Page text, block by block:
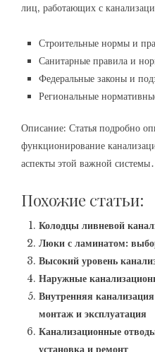
лиц‚ работающих с
Строительные нормы и
Санитарные правила и
Федеральные законы и
Региональные
Описание: Статья подробно
функционирование
аспекты этой важной системы․
Похожие статьи:
Колодцы ливневой
Люки с ламинатом:
Высокий уровень
Наружные
Внутренняя
монтаж и эксплуатация
Канализационные